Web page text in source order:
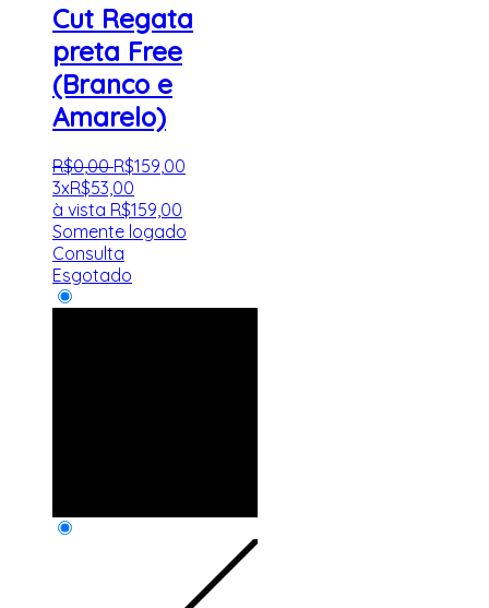
Cut Regata
preta Free
(Branco e
Amarelo)
R$0,00 R$159 00
3xR$53,00
à vista R$159,00
Somente logado
Consulta
Esgotado